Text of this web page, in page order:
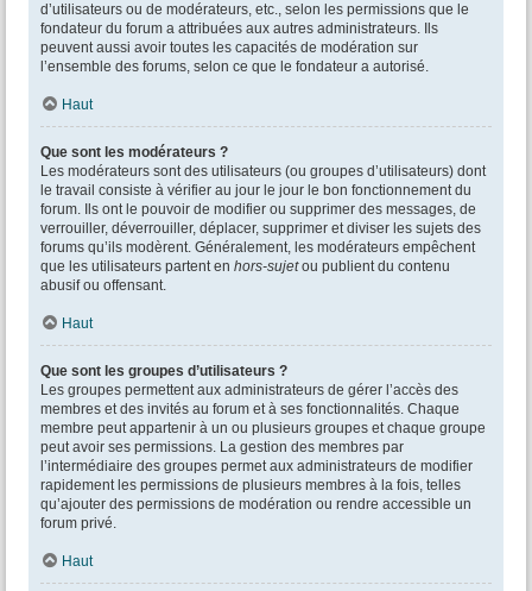
d’utilisateurs ou de modérateurs, etc., selon les permissions que le
fondateur du forum a attribuées aux autres administrateurs. Ils
peuvent aussi avoir toutes les capacités de modération sur
l’ensemble des forums, selon ce que le fondateur a autorisé.
Haut
Que sont les modérateurs ?
Les modérateurs sont des utilisateurs (ou groupes d’utilisateurs) dont
le travail consiste à vérifier au jour le jour le bon fonctionnement du
forum. Ils ont le pouvoir de modifier ou supprimer des messages, de
verrouiller, déverrouiller, déplacer, supprimer et diviser les sujets des
forums qu’ils modèrent. Généralement, les modérateurs empêchent
que les utilisateurs partent en hors-sujetou publient du contenu
abusif ou offensant.
Haut
Que sont les groupes d’utilisateurs ?
Les groupes permettent aux administrateurs de gérer l’accès des
membres et des invités au forum et à ses fonctionnalités. Chaque
membre peut appartenir à un ou plusieurs groupes et chaque groupe
peut avoir ses permissions. La gestion des membres par
l’intermédiaire des groupes permet aux administrateurs de modifier
rapidement les permissions de plusieurs membres à la fois, telles
qu’ajouter des permissions de modération ou rendre accessible un
forum privé.
Haut